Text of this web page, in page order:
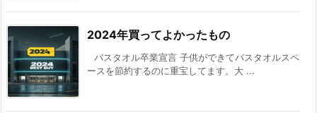
2024年買ってよかったもの
バスタオル卒業宣言 子供ができてバスタオルスペ
ースを節約するのに重宝してます。大 ...